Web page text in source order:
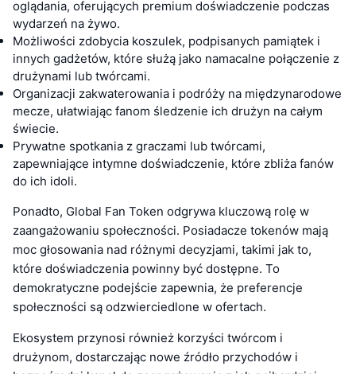
oglądania, oferujących premium doświadczenie podczas
wydarzeń na żywo.
Możliwości zdobycia koszulek, podpisanych pamiątek i
innych gadżetów, które służą jako namacalne połączenie z
drużynami lub twórcami.
Organizacji zakwaterowania i podróży na międzynarodowe
mecze, ułatwiając fanom śledzenie ich drużyn na całym
świecie.
Prywatne spotkania z graczami lub twórcami,
zapewniające intymne doświadczenie, które zbliża fanów
do ich idoli.
Ponadto, Global Fan Token odgrywa kluczową rolę w
zaangażowaniu społeczności. Posiadacze tokenów mają
moc głosowania nad różnymi decyzjami, takimi jak to,
które doświadczenia powinny być dostępne. To
demokratyczne podejście zapewnia, że preferencje
społeczności są odzwierciedlone w ofertach.
Ekosystem przynosi również korzyści twórcom i
drużynom, dostarczając nowe źródło przychodów i